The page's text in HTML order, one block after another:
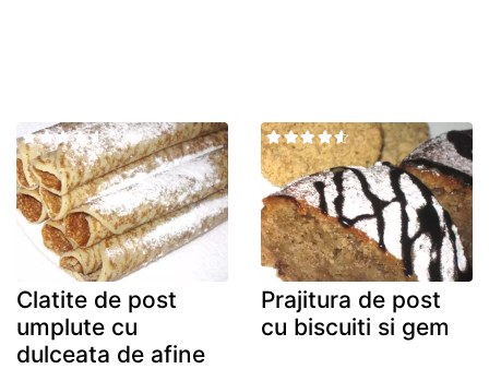
Clatite de post
umplute cu
dulceata de afine
Prajitura de post
cu biscuiti si gem